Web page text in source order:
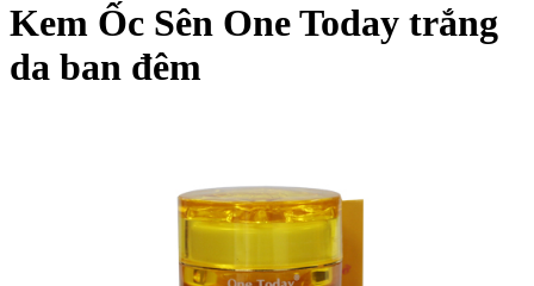
Kem Ốc Sên One Today trắng
da ban đêm